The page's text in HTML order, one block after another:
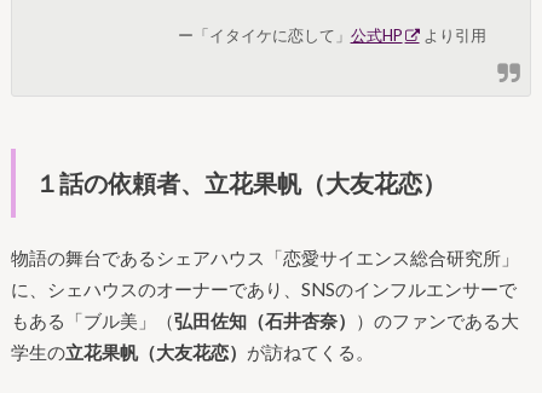
ー「イタイケに恋して」 公式HP より引用
１話の依頼者、立花果帆（大友花恋）
物語の舞台であるシェアハウス「恋愛サイエンス総合研究所」
に、シェハウスのオーナーであり、SNSのインフルエンサーで
もある「ブル美」（弘田佐知（石井杏奈）
）のファンである大
学生の立花果帆（大友花恋） が訪ねてくる。